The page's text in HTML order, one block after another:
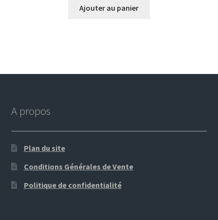
Ajouter au panier
A propos
Plan du site
Conditions Générales de Vente
Politique de confidentialité